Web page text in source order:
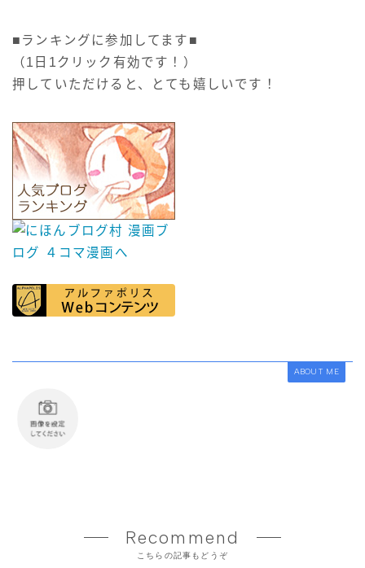
■ランキングに参加してます■
（1日1クリック有効です！）
押していただけると、とても嬉しいです！
ABOUT ME
Recommend
こちらの記事もどうぞ